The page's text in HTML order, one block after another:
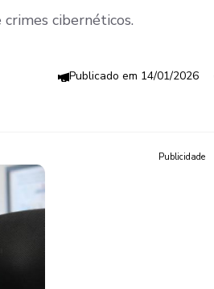
cibernéticos.
14/01/2026
Publicidade